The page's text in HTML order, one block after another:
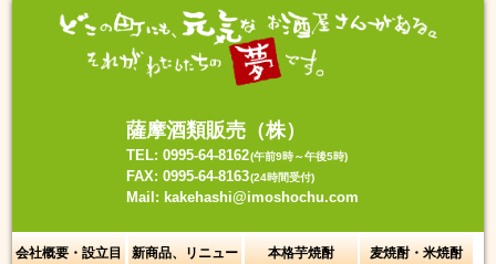
薩摩酒類販売（株）
TEL: 0995-64-8162(午前9時～午後5時)
FAX: 0995-64-8163(24時間受付)
Mail: kakehashi@imoshochu.com
会社概要・設立目
新商品、リニュー
本格芋焼酎 麦焼酎・米焼酎